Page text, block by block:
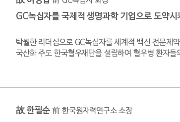
GC녹십자를 국제적 생명과학 기업으로 도약시
탁월한 리더십으로 GC녹십자를 세계적 백신 전문제
국산화 주도 한국혈우재단을 설립하여 혈우병 환자들
故 한필순前 한국원자력연구소 소장